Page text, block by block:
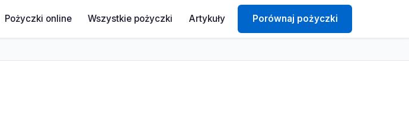
Pożyczki online Wszystkie pożyczki Artykuły Porównaj pożyczki